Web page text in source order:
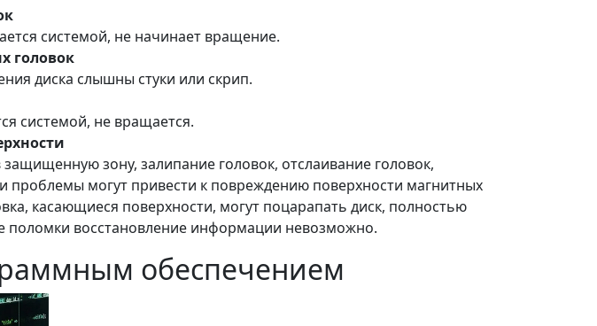
системой, не начинает вращение.
головок
диска слышны стуки или скрип.
системой, не вращается.
зону, залипание головок, отслаивание головок,
проблемы могут привести к повреждению поверхности магнитных
касающиеся поверхности, могут поцарапать диск, полностью
поломки восстановление информации невозможно.
обеспечением